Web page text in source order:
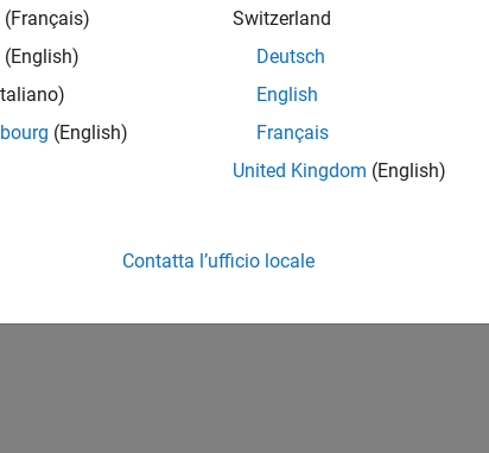
(Français)
(English)
(English)
Switzerland
Deutsch
English
Français
United Kingdom (English)
Contatta l’ufficio locale